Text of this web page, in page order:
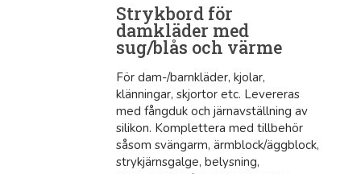
Strykbord för
damkläder med
sug/blås och värme
För dam-/barnkläder, kjolar,
klänningar, skjortor etc. Levereras
med fångduk och järnavställning av
silikon. Komplettera med tillbehör
såsom svängarm, ärmblock/äggblock,
strykjärnsgalge, belysning,